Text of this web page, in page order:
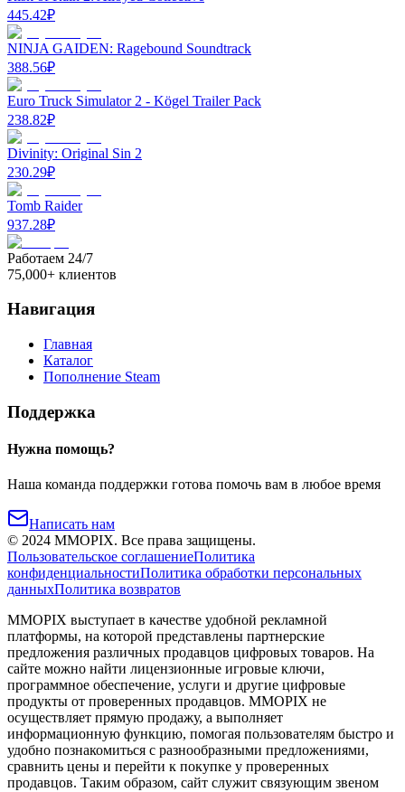
445.42₽
NINJA GAIDEN: Ragebound Soundtrack
388.56₽
Euro Truck Simulator 2 - Kögel Trailer Pack
238.82₽
Divinity: Original Sin 2
230.29₽
Tomb Raider
937.28₽
Работаем 24/7
75,000+ клиентов
Навигация
Главная
Каталог
Пополнение Steam
Поддержка
Нужна помощь?
Наша команда поддержки готова помочь вам в любое время
Написать нам
© 2024 MMOPIX. Все права защищены.
Пользовательское соглашениеПолитика
конфиденциальностиПолитика обработки персональных
данныхПолитика возвратов
MMOPIX выступает в качестве удобной рекламной
платформы, на которой представлены партнерские
предложения различных продавцов цифровых товаров. На
сайте можно найти лицензионные игровые ключи,
программное обеспечение, услуги и другие цифровые
продукты от проверенных продавцов. MMOPIX не
осуществляет прямую продажу, а выполняет
информационную функцию, помогая пользователям быстро и
удобно познакомиться с разнообразными предложениями,
сравнить цены и перейти к покупке у проверенных
продавцов. Таким образом, сайт служит связующим звеном